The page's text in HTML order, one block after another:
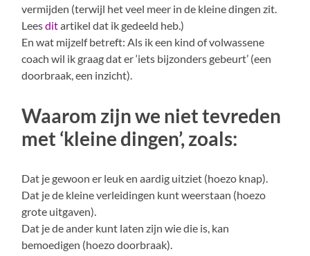
vermijden (terwijl het veel meer in de kleine dingen zit.
Leesditartikel dat ik gedeeld heb.)
En wat mijzelf betreft: Als ik een kind of volwassene
coach wil ik graag dat er ‘iets bijzonders gebeurt’ (een
doorbraak, een inzicht).
Waarom zijn we niet tevreden
met ‘kleine dingen’, zoals:
Dat je gewoon er leuk en aardig uitziet (hoezo knap).
Dat je de kleine verleidingen kunt weerstaan (hoezo
grote uitgaven).
Dat je de ander kunt laten zijn wie die is, kan
bemoedigen (hoezo doorbraak).